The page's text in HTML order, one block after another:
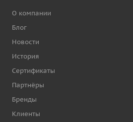
О компании
Блог
Новости
История
Сертификаты
Партнёры
Бренды
Клиенты